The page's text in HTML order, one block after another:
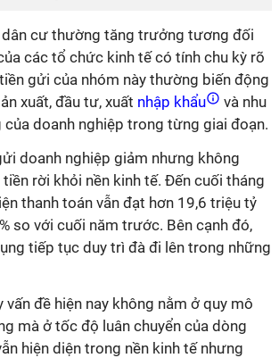
cư thường tăng trưởng tương đối
các tổ chức kinh tế có tính chu kỳ rõ
gửi của nhóm này thường biến động
xuất, đầu tư, xuất nhập khẩu
và nhu
của doanh nghiệp trong từng giai đoạn.
doanh nghiệp giảm nhưng không
rời khỏi nền kinh tế. Đến cuối tháng
thanh toán vẫn đạt hơn 19,6 triệu tỷ
so với cuối năm trước. Bên cạnh đó,
tiếp tục duy trì đà đi lên trong những
vấn đề hiện nay không nằm ở quy mô
mà ở tốc độ luân chuyển của dòng
hiện diện trong nền kinh tế nhưng